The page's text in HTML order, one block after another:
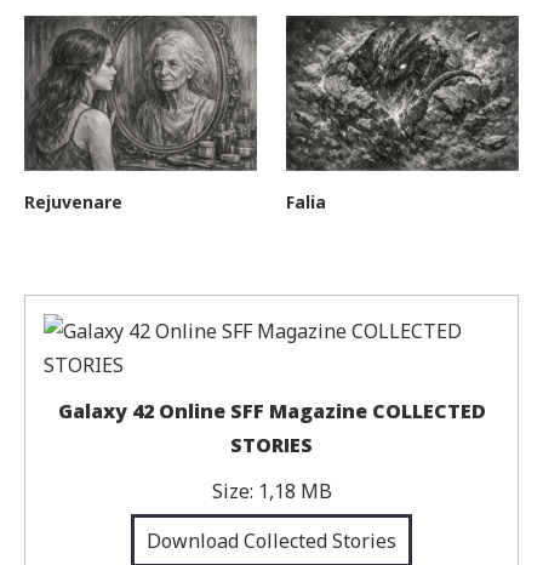
Rejuvenare Falia
Galaxy 42 Online SFF Magazine COLLECTED
STORIES
Size: 1,18 MB
Download Collected Stories